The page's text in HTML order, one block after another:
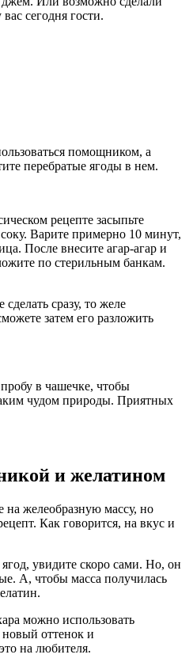
вас сегодня гости.
помощником, а
перебратые ягоды в нем.
рецепте засыпьте
Варите примерно 10 минут,
После внесите агар-агар и
по стерильным банкам.
сразу, то желе
затем его разложить
в чашечке, чтобы
чудом природы. Приятных
и желатином
на желеобразную массу, но
Как говорится, на вкус и
ягод, увидите скоро сами. Но, он
А, чтобы масса получилась
можно использовать
оттенок и
на любителя.